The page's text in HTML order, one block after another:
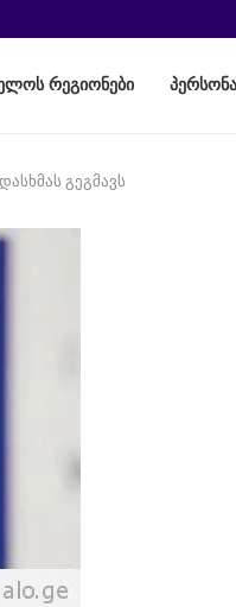
რეგიონები
გეგმავს